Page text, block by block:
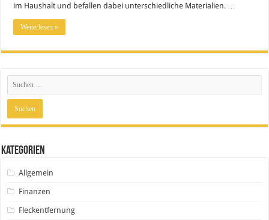
im Haushalt und befallen dabei unterschiedliche Materialien. …
Weiterlesen »
Kategorien
Allgemein
Finanzen
Fleckentfernung